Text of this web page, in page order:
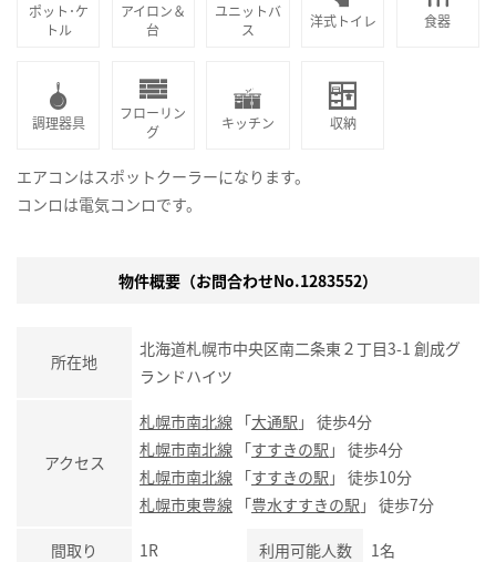
ポット･ケ
トル
アイロン＆
台
ユニットバ
ス
洋式トイレ 食器
調理器具
フローリン
グ
キッチン 収納
エアコンはスポットクーラーになります。
コンロは電気コンロです。
物件概要（お問合わせNo.1283552）
所在地
北海道札幌市中央区南二条東２丁目3-1 創成グ
ランドハイツ
アクセス
札幌市南北線 「大通駅 」 徒歩4分
札幌市南北線 「すすきの駅 」 徒歩4分
札幌市南北線 「すすきの駅 」 徒歩10分
札幌市東豊線 「豊水すすきの駅 」 徒歩7分
間取り 1R 利用可能人数 1名